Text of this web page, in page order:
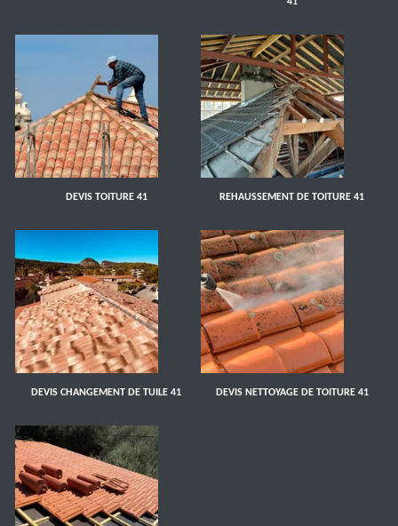
DEVIS TOITURE 41 REHAUSSEMENT DE TOITURE 41
DEVIS CHANGEMENT DE TUILE 41 DEVIS NETTOYAGE DE TOITURE 41